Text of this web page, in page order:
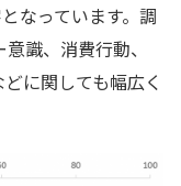
なっています。調
識、消費行動、
に関しても幅広く